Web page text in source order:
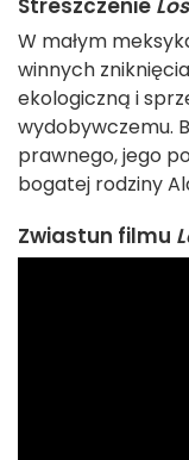
Streszczenie
W małym
winnych
ekologiczną i
wydobywczemu.
prawnego, jego
bogatej rodziny
Zwiastun filmu